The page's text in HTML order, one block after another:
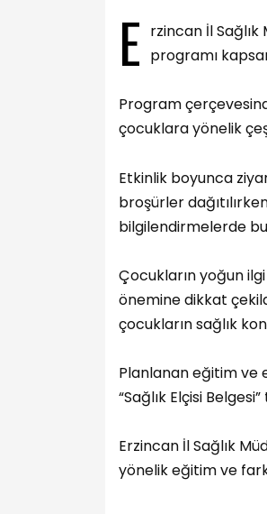
E rzincan İl Sağlık
programı
Program
çocuklara yönelik
Etkinlik boyunca
broşürler
bilgilendirmelerde
Çocukların yoğun
önemine dikkat
çocukların sağlık
Planlanan eğitim ve
“Sağlık Elçisi
Erzincan İl Sağlık
yönelik eğitim ve